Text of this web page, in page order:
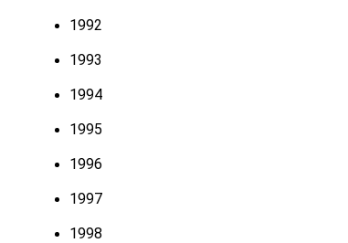
1992
1993
1994
1995
1996
1997
1998